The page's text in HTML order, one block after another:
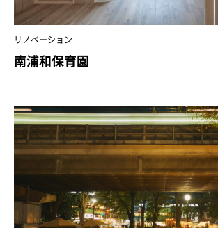
リノベーション
南浦和保育園